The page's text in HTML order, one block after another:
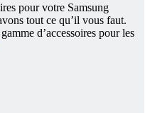
pour votre Samsung
tout ce qu’il vous faut.
d’accessoires pour les